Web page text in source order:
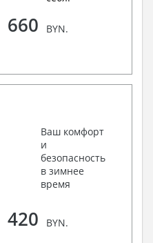
660 BYN.
Ваш комфорт
и
безопасность
в зимнее
время
420 BYN.